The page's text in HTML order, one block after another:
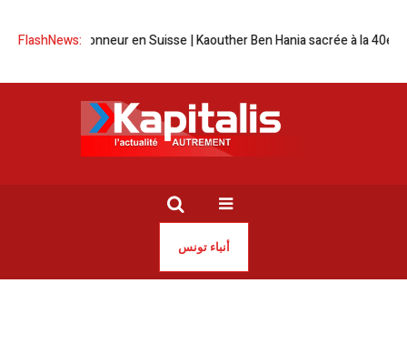
FlashNews:
à l’honneur en Suisse | Kaouther Ben Hania sacrée à la 40e
أنباء تونس